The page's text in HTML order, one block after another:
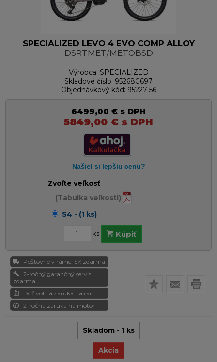
SPECIALIZED LEVO 4 EVO COMP ALLOY
DSRTMET/METOBSD
Výrobca: SPECIALIZED
Skladové číslo: 952680697
Objednávkový kód: 95227-56
6499,00 €s DPH
5849,00 € s DPH
Zvoľte veľkosť
(Tabuľka veľkosti)
S4 - (1 ks)
ks Kúpiť
| Poštovné v rámci SK zdarma
| 2-ročný garančný servis
zdarma
| Doživotná záruka na rám
| 2-ročná záruka na motor
Skladom - 1 ks
Akcia